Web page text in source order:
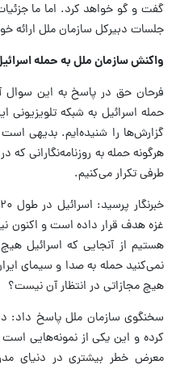
گفت و گو خواهد کرد. اما ما
جلسات دبیرکل سازمان ملل ارائه
واکنش سازمان ملل به حمله
فرحان حق در پاسخ به این سوال
حمله اسرائیل به شبکه
گزارش‌ها را شنیده‌ایم. بدیهی است
هرگونه حمله به روزنامه‌نگارانی
طرفی تکرار می‌کنیم.
غزه هدف قرار داده است و اکنون
هستیم از آنجایی که اسرائیل
نمی‌کنید حمله به صدا و سیمای
هیچ مجازاتی در انتظار آن نیست؟
سخنگوی سازمان ملل پاسخ داد:
کرده و این یکی از نمونه‌هایی
معرض خطر بیشتری در دنیای